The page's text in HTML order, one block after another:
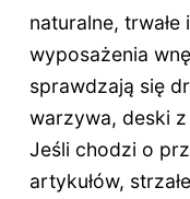
naturalne,
wyposażenia
sprawdzają się
warzywa, deski
Jeśli chodzi o
artykułów,